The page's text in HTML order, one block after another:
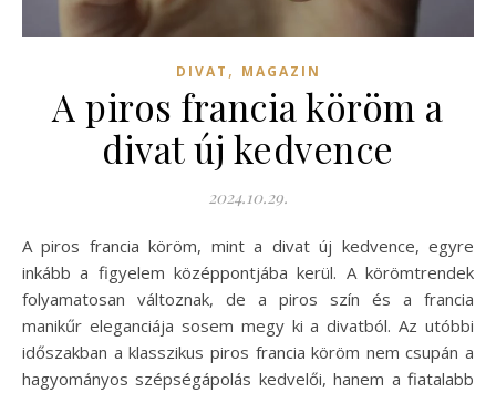
DIVAT , MAGAZIN
A piros francia köröm a
divat új kedvence
2024.10.29.
A piros francia köröm, mint a divat új kedvence, egyre
inkább a figyelem középpontjába kerül. A körömtrendek
folyamatosan változnak, de a piros szín és a francia
manikűr eleganciája sosem megy ki a divatból. Az utóbbi
időszakban a klasszikus piros francia köröm nem csupán a
hagyományos szépségápolás kedvelői, hanem a fiatalabb